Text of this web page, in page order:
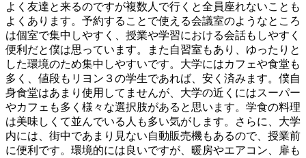
よく友達と来るのですが複数人で行くと全員座れないことも
よくあります。予約することで使える会議室のようなところ
は個室で集中しやすく、授業や学習における会話もしやすく
便利だと僕は思っています。また自習室もあり、ゆったりと
した環境のため集中しやすいです。大学にはカフェや食堂も
多く、値段もリヨン３の学生であれば、安く済みます。僕自
身食堂はあまり使用してませんが、大学の近くにはスーパー
やカフェも多く様々な選択肢があると思います。学食の料理
は美味しくて並んでいる人も多い気がします。さらに、大学
内には、街中であまり見ない自動販売機もあるので、授業前
に便利です。環境的には良いですが、暖房やエアコン、扉も